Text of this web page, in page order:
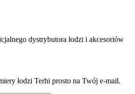
dystrybutora łodzi i akcesoriów
łodzi Terhi prosto na Twój e-mail.